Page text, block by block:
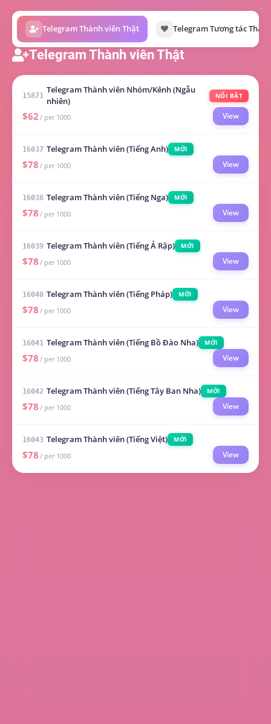
Telegram Thành viên Thật Telegram Tương tác Thật
Telegram Thành viên Thật
15871
Telegram Thành viên Nhóm/Kênh (Ngẫu
nhiên)
NỔI BẬT
$62 / per 1000 View
16037 Telegram Thành viên (Tiếng Anh) MỚI
$78 / per 1000 View
16038 Telegram Thành viên (Tiếng Nga) MỚI
$78 / per 1000 View
16039 Telegram Thành viên (Tiếng Ả Rập) MỚI
$78 / per 1000 View
16040 Telegram Thành viên (Tiếng Pháp) MỚI
$78 / per 1000 View
16041 Telegram Thành viên (Tiếng Bồ Đào Nha) MỚI
$78 / per 1000 View
16042 Telegram Thành viên (Tiếng Tây Ban Nha) MỚI
$78 / per 1000 View
16043 Telegram Thành viên (Tiếng Việt) MỚI
$78 / per 1000 View